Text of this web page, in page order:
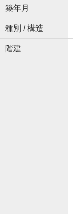
築年月
種別 / 構造
階建